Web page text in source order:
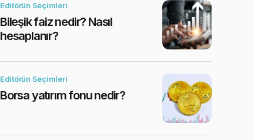
Editörün Seçimleri
Bileşik faiz nedir? Nasıl
hesaplanır?
Editörün Seçimleri
Borsa yatırım fonu nedir?